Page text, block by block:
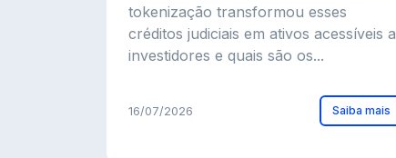
tokenização transformou esses
créditos judiciais em ativos acessíveis a
investidores e quais são os...
16/07/2026 Saiba mais